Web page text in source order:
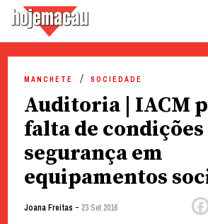
content
MANCHETE SOCIEDADE
Auditoria | IACM
falta de condições
segurança em
equipamentos
Joana Freitas - 23 Set 2016